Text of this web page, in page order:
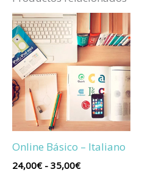
Online Básico – Italiano
24,00€ - 35,00€Rango